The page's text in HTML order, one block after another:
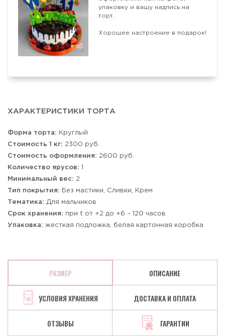
упаковку и вашу надпись на
торт.
Хорошее настроение в подарок!
ХАРАКТЕРИСТИКИ ТОРТА
Форма торта: Круглый
Стоимость 1 кг: 2300 руб.
Стоимость оформления: 2600 руб.
Количество ярусов: 1
Минимальный вес: 2
Тип покрытия: Без мастики, Сливки, Крем
Тематика: Для мальчиков
Срок хранения: при t от +2 до +6 – 120 часов
Упаковка: жесткая подложка, белая картонная коробка
РАЗМЕР ОПИСАНИЕ
УСЛОВИЯ ХРАНЕНИЯ ДОСТАВКА И ОПЛАТА
ОТЗЫВЫ ГАРАНТИИ